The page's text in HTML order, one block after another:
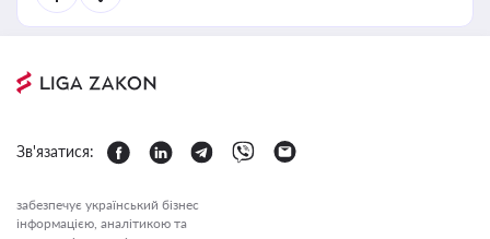
Зв'язатися:
забезпечує український бізнес
інформацією, аналітикою та